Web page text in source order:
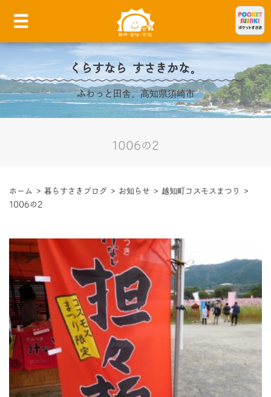
くらすなら すさきかな。
ふわっと田舎。高知県須崎市
1006の2
ホーム > 暮らすさきブログ > お知らせ > 越知町コスモスまつり
>
1006の2